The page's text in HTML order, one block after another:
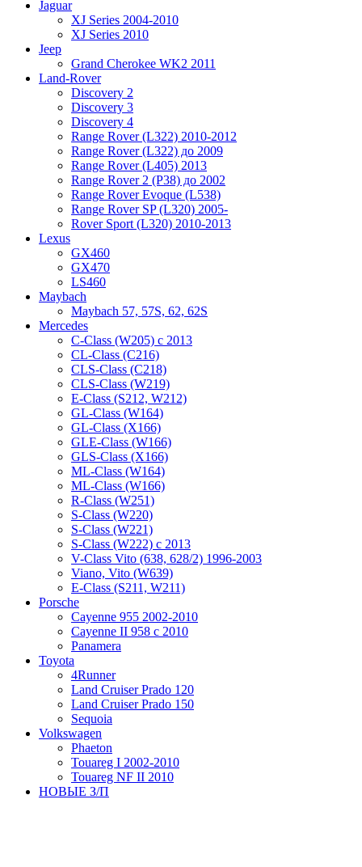
Jaguar
XJ Series 2004-2010
XJ Series 2010
Jeep
Grand Cherokee WK2 2011
Land-Rover
Discovery 2
Discovery 3
Discovery 4
Range Rover (L322) 2010-2012
Range Rover (L322) до 2009
Range Rover (L405) 2013
Range Rover 2 (P38) до 2002
Range Rover Evoque (L538)
Range Rover SP (L320) 2005-
Rover Sport (L320) 2010-2013
Lexus
GX460
GX470
LS460
Maybach
Maybach 57, 57S, 62, 62S
Mercedes
C-Class (W205) с 2013
CL-Class (C216)
CLS-Class (C218)
CLS-Class (W219)
E-Class (S212, W212)
GL-Class (W164)
GL-Class (X166)
GLE-Class (W166)
GLS-Class (X166)
ML-Class (W164)
ML-Class (W166)
R-Class (W251)
S-Class (W220)
S-Class (W221)
S-Class (W222) с 2013
V-Class Vito (638, 628/2) 1996-2003
Viano, Vito (W639)
Е-Class (S211, W211)
Porsche
Cayenne 955 2002-2010
Cayenne II 958 с 2010
Panamera
Toyota
4Runner
Land Cruiser Prado 120
Land Cruiser Prado 150
Sequoia
Volkswagen
Phaeton
Touareg I 2002-2010
Touareg NF II 2010
НОВЫЕ З/П